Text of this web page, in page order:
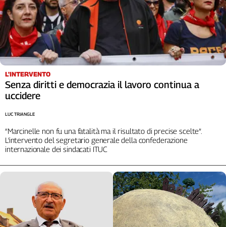
Liguria
Lombardia
Marche
Piemonte
Puglia
Sardegna
Sicilia
Toscana
Valle
D'Aosta
L'INTERVENTO
Senza diritti e democrazia il lavoro continua a
uccidere
“Marcinelle non fu una fatalità ma il risultato di precise scelte”.
L’intervento del segretario generale della confederazione
internazionale dei sindacati ITUC
LUC TRIANGLE